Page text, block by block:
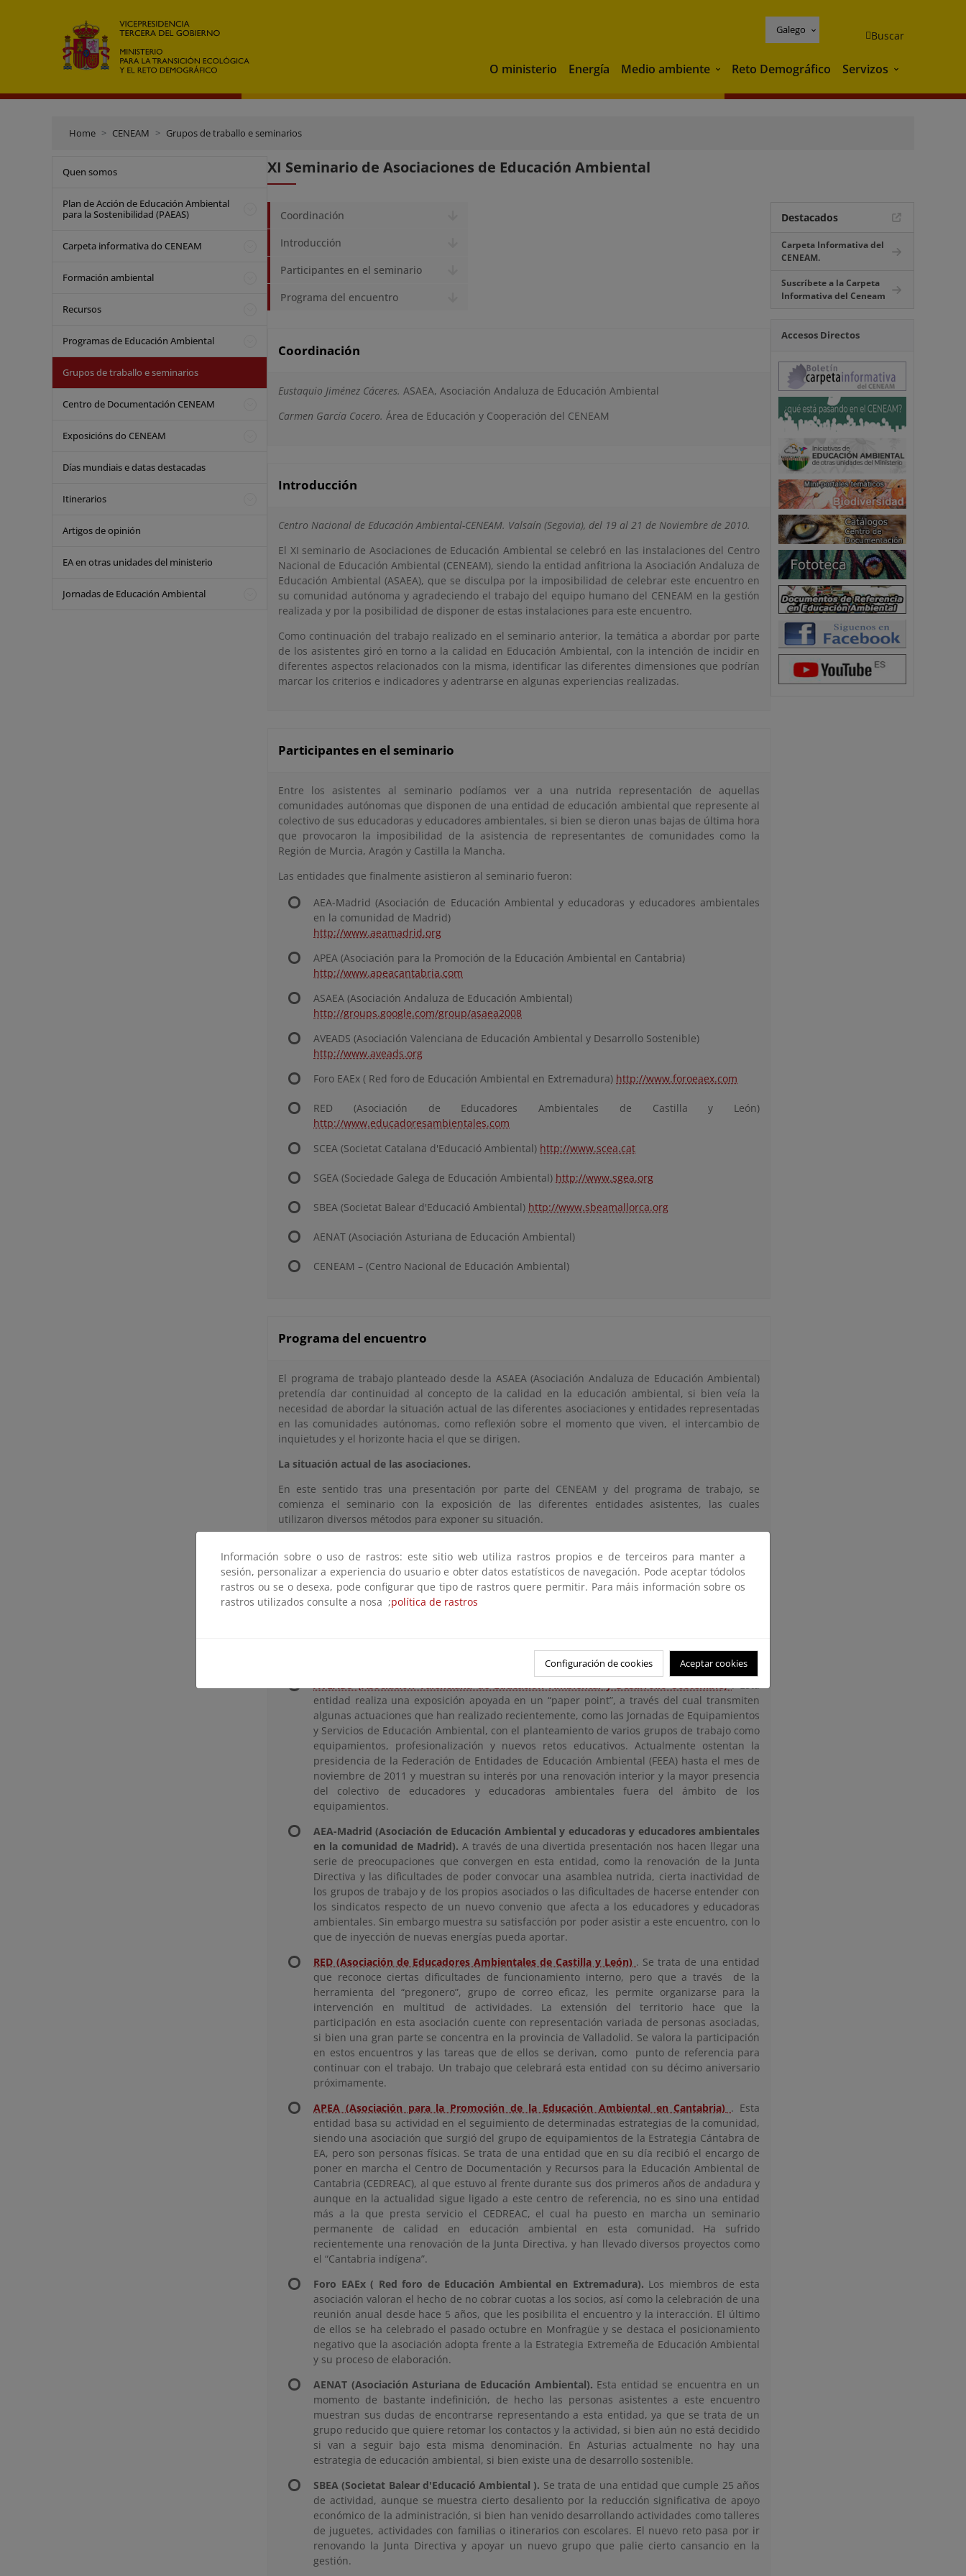
Galego Buscar
O ministerio Energía Medio ambiente Medio ambiente
Reto Demográfico Servizos Servizos
Home CENEAM Grupos de traballo e seminarios
Quen somos
Plan de Acción de Educación Ambiental
para la Sostenibilidad (PAEAS)
Carpeta informativa do CENEAM
Formación ambiental
Recursos
Programas de Educación Ambiental
Grupos de traballo e seminarios
Centro de Documentación CENEAM
Exposicións do CENEAM
Días mundiais e datas destacadas
Itinerarios
Artigos de opinión
EA en otras unidades del ministerio
Jornadas de Educación Ambiental
XI Seminario de Asociaciones de Educación Ambiental
Coordinación
Introducción
Participantes en el seminario
Programa del encuentro
Coordinación
Eustaquio Jiménez Cáceres. ASAEA, Asociación Andaluza de Educación Ambiental
Carmen García Cocero. Área de Educación y Cooperación del CENEAM
Introducción
Centro Nacional de Educación Ambiental-CENEAM. Valsaín (Segovia), del 19 al 21 de Noviembre de 2010.
El XI seminario de Asociaciones de Educación Ambiental se celebró en las instalaciones del Centro
Nacional de Educación Ambiental (CENEAM), siendo la entidad anfitriona la Asociación Andaluza de
Educación Ambiental (ASAEA), que se disculpa por la imposibilidad de celebrar este encuentro en
su comunidad autónoma y agradeciendo el trabajo del equipo humano del CENEAM en la gestión
realizada y por la posibilidad de disponer de estas instalaciones para este encuentro.
Como continuación del trabajo realizado en el seminario anterior, la temática a abordar por parte
de los asistentes giró en torno a la calidad en Educación Ambiental, con la intención de incidir en
diferentes aspectos relacionados con la misma, identificar las diferentes dimensiones que podrían
marcar los criterios e indicadores y adentrarse en algunas experiencias realizadas.
Participantes en el seminario
Entre los asistentes al seminario podíamos ver a una nutrida representación de aquellas
comunidades autónomas que disponen de una entidad de educación ambiental que represente al
colectivo de sus educadoras y educadores ambientales, si bien se dieron unas bajas de última hora
que provocaron la imposibilidad de la asistencia de representantes de comunidades como la
Región de Murcia, Aragón y Castilla la Mancha.
Las entidades que finalmente asistieron al seminario fueron:
AEA-Madrid (Asociación de Educación Ambiental y educadoras y educadores ambientales
en la comunidad de Madrid)
http://www.aeamadrid.org
APEA (Asociación para la Promoción de la Educación Ambiental en Cantabria)
http://www.apeacantabria.com
ASAEA (Asociación Andaluza de Educación Ambiental)
http://groups.google.com/group/asaea2008
AVEADS (Asociación Valenciana de Educación Ambiental y Desarrollo Sostenible)
http://www.aveads.org
Foro EAEx ( Red foro de Educación Ambiental en Extremadura) http://www.foroeaex.com
RED (Asociación de Educadores Ambientales de Castilla y León)
http://www.educadoresambientales.com
SCEA (Societat Catalana d'Educació Ambiental) http://www.scea.cat
SGEA (Sociedade Galega de Educación Ambiental) http://www.sgea.org
SBEA (Societat Balear d'Educació Ambiental) http://www.sbeamallorca.org
AENAT (Asociación Asturiana de Educación Ambiental)
CENEAM – (Centro Nacional de Educación Ambiental)
Programa del encuentro
El programa de trabajo planteado desde la ASAEA (Asociación Andaluza de Educación Ambiental)
pretendía dar continuidad al concepto de la calidad en la educación ambiental, si bien veía la
necesidad de abordar la situación actual de las diferentes asociaciones y entidades representadas
en las comunidades autónomas, como reflexión sobre el momento que viven, el intercambio de
inquietudes y el horizonte hacia el que se dirigen.
La situación actual de las asociaciones.
En este sentido tras una presentación por parte del CENEAM y del programa de trabajo, se
comienza el seminario con la exposición de las diferentes entidades asistentes, las cuales
utilizaron diversos métodos para exponer su situación.
ASAEA (Asociación Andaluza de Educación Ambiental) . Esta asociación expone el tránsito
realizado desde una entidad anteriormente creada como la Sociedad Andaluza de
Educación Ambiental a la actual, con un proceso de participación en varios de estos
propuesta de celebración de un encuentro regional.
AVEADS (Asociación Valenciana de Educación Ambiental y Desarrollo Sostenible) . Esta
entidad realiza una exposición apoyada en un “paper point”, a través del cual transmiten
algunas actuaciones que han realizado recientemente, como las Jornadas de Equipamientos
y Servicios de Educación Ambiental, con el planteamiento de varios grupos de trabajo como
equipamientos, profesionalización y nuevos retos educativos. Actualmente ostentan la
presidencia de la Federación de Entidades de Educación Ambiental (FEEA) hasta el mes de
noviembre de 2011 y muestran su interés por una renovación interior y la mayor presencia
del colectivo de educadores y educadoras ambientales fuera del ámbito de los
equipamientos.
AEA-Madrid (Asociación de Educación Ambiental y educadoras y educadores ambientales
en la comunidad de Madrid). A través de una divertida presentación nos hacen llegar una
serie de preocupaciones que convergen en esta entidad, como la renovación de la Junta
Directiva y las dificultades de poder convocar una asamblea nutrida, cierta inactividad de
los grupos de trabajo y de los propios asociados o las dificultades de hacerse entender con
los sindicatos respecto de un nuevo convenio que afecta a los educadores y educadoras
ambientales. Sin embargo muestra su satisfacción por poder asistir a este encuentro, con lo
que de inyección de nuevas energías pueda aportar.
RED (Asociación de Educadores Ambientales de Castilla y León) . Se trata de una entidad
que reconoce ciertas dificultades de funcionamiento interno, pero que a través de la
herramienta del “pregonero”, grupo de correo eficaz, les permite organizarse para la
intervención en multitud de actividades. La extensión del territorio hace que la
participación en esta asociación cuente con representación variada de personas asociadas,
si bien una gran parte se concentra en la provincia de Valladolid. Se valora la participación
en estos encuentros y las tareas que de ellos se derivan, como punto de referencia para
continuar con el trabajo. Un trabajo que celebrará esta entidad con su décimo aniversario
próximamente.
APEA (Asociación para la Promoción de la Educación Ambiental en Cantabria) . Esta
entidad basa su actividad en el seguimiento de determinadas estrategias de la comunidad,
siendo una asociación que surgió del grupo de equipamientos de la Estrategia Cántabra de
EA, pero son personas físicas. Se trata de una entidad que en su día recibió el encargo de
poner en marcha el Centro de Documentación y Recursos para la Educación Ambiental de
Cantabria (CEDREAC), al que estuvo al frente durante sus dos primeros años de andadura y
aunque en la actualidad sigue ligado a este centro de referencia, no es sino una entidad
más a la que presta servicio el CEDREAC, el cual ha puesto en marcha un seminario
permanente de calidad en educación ambiental en esta comunidad. Ha sufrido
recientemente una renovación de la Junta Directiva, y han llevado diversos proyectos como
el “Cantabria indígena”.
Foro EAEx ( Red foro de Educación Ambiental en Extremadura). Los miembros de esta
asociación valoran el hecho de no cobrar cuotas a los socios, así como la celebración de una
reunión anual desde hace 5 años, que les posibilita el encuentro y la interacción. El último
de ellos se ha celebrado el pasado octubre en Monfragüe y se destaca el posicionamiento
negativo que la asociación adopta frente a la Estrategia Extremeña de Educación Ambiental
y su proceso de elaboración.
AENAT (Asociación Asturiana de Educación Ambiental). Esta entidad se encuentra en un
momento de bastante indefinición, de hecho las personas asistentes a este encuentro
muestran sus dudas de encontrarse representando a esta entidad, ya que se trata de un
grupo reducido que quiere retomar los contactos y la actividad, si bien aún no está decidido
si van a seguir bajo esta misma denominación. En Asturias actualmente no hay una
estrategia de educación ambiental, si bien existe una de desarrollo sostenible.
SBEA (Societat Balear d'Educació Ambiental ). Se trata de una entidad que cumple 25 años
de actividad, aunque se muestra cierto desaliento por la reducción significativa de apoyo
económico de la administración, si bien han venido desarrollando actividades como talleres
de juguetes, actividades con familias o itinerarios con escolares. El nuevo reto pasa por ir
renovando la Junta Directiva y apoyar un nuevo grupo que palie cierto cansancio en la
gestión.
Destacados
Carpeta Informativa del
CENEAM.
Suscríbete a la Carpeta
Informativa del Ceneam
Accesos Directos
Información sobre o uso de rastros: este sitio web utiliza rastros propios e de terceiros para manter a
sesión, personalizar a experiencia do usuario e obter datos estatísticos de navegación. Pode aceptar tódolos
rastros ou se o desexa, pode configurar que tipo de rastros quere permitir. Para máis información sobre os
rastros utilizados consulte a nosa ;política de rastros
Configuración de cookies Aceptar cookies